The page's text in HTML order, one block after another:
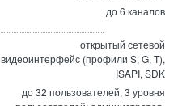
до 6 каналов
открытый сетевой
видеоинтерфейс (профили S, G, T),
ISAPI, SDK
до 32 пользователей, 3 уровня